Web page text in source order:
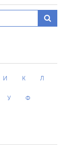
И К Л
У Ф